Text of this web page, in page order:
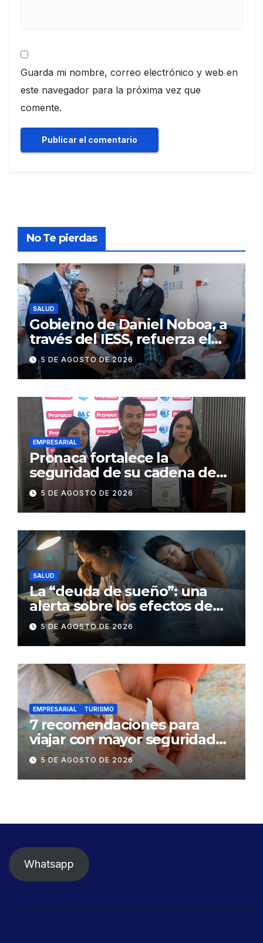
Guarda mi nombre, correo electrónico y web en
este navegador para la próxima vez que
comente.
No Te pierdas
SALUD
Gobierno de Daniel Noboa, a
través del IESS, refuerza el
abastecimiento de insulina
en 86 establecimientos de
salud
5 DE AGOSTO DE 2026
EMPRESARIAL
Pronaca fortalece la
seguridad de su cadena de
suministro con certificación
BASC en dos plantas
5 DE AGOSTO DE 2026
SALUD
La “deuda de sueño”: una
alerta sobre los efectos de
dormir mal en la salud física y
mental
5 DE AGOSTO DE 2026
EMPRESARIAL TURISMO
7 recomendaciones para
viajar con mayor seguridad
dentro y fuera del Ecuador
5 DE AGOSTO DE 2026
Whatsapp